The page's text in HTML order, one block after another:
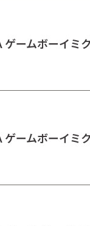
ゲームボーイミ
ゲームボーイミ